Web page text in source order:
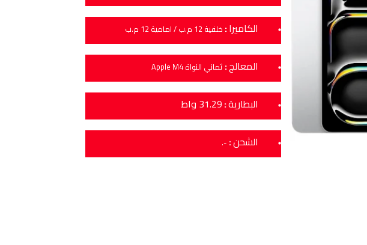
الكاميرا: خلفية 12 م.ب / امامية 12 م.ب
المعالج: ثماني النواة Apple M4
البطارية:31.29 واط
الشحن:
-.